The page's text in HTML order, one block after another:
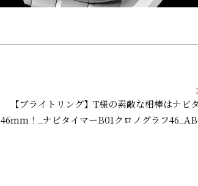
【ブライトリング】T様の素敵な相棒はナビ
46mm！_ナビタイマーB01クロノグラフ